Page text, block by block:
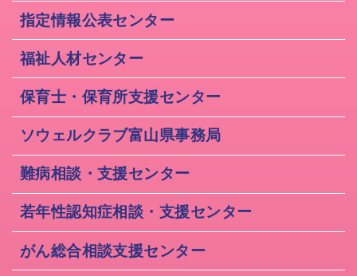
指定情報公表センター
福祉人材センター
保育士・保育所支援センター
ソウェルクラブ富山県事務局
難病相談・支援センター
若年性認知症相談・支援センター
がん総合相談支援センター